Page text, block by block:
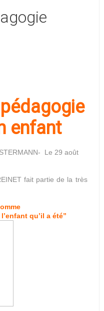
enfant
Le 29 août
fait partie de la très
qu’il a été”